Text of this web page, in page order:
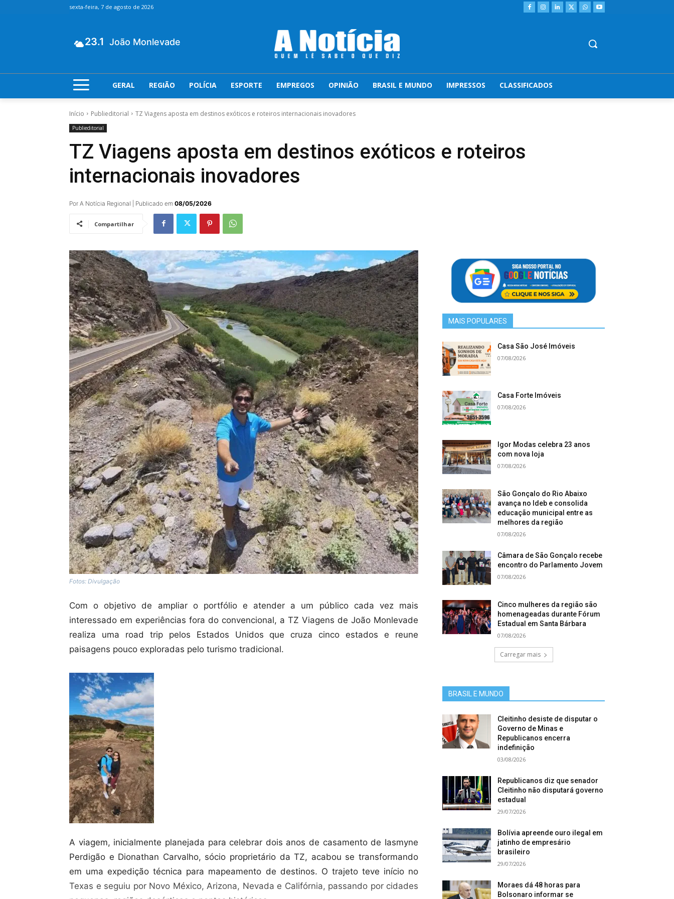
sexta-feira, 7 de agosto de 2026
23.1 João Monlevade
GERAL REGIÃO POLÍCIA ESPORTE EMPREGOS OPINIÃO BRASIL E MUNDO IMPRESSOS CLASSIFICADOS
Início Publieditorial TZ Viagens aposta em destinos exóticos e roteiros internacionais inovadores
Publieditorial
TZ Viagens aposta em destinos exóticos e roteiros
internacionais inovadores
Por A Notícia Regional | Publicado em 08/05/2026
Compartilhar
Fotos: Divulgação
Com o objetivo de ampliar o portfólio e atender a um público cada vez mais
interessado em experiências fora do convencional, a TZ Viagens de João Monlevade
realiza uma road trip pelos Estados Unidos que cruza cinco estados e reune
paisagens pouco exploradas pelo turismo tradicional.
A viagem, inicialmente planejada para celebrar dois anos de casamento de Iasmyne
Perdigão e Dionathan Carvalho, sócio proprietário da TZ, acabou se transformando
em uma expedição técnica para mapeamento de destinos. O trajeto teve início no
Texas e seguiu por Novo México, Arizona, Nevada e Califórnia, passando por cidades
MAIS POPULARES
Casa São José Imóveis
07/08/2026
Casa Forte Imóveis
07/08/2026
Igor Modas celebra 23 anos
com nova loja
07/08/2026
São Gonçalo do Rio Abaixo
avança no Ideb e consolida
educação municipal entre as
melhores da região
07/08/2026
Câmara de São Gonçalo recebe
encontro do Parlamento Jovem
07/08/2026
Cinco mulheres da região são
homenageadas durante Fórum
Estadual em Santa Bárbara
07/08/2026
Carregar mais
BRASIL E MUNDO
Cleitinho desiste de disputar o
Governo de Minas e
Republicanos encerra
indefinição
03/08/2026
Republicanos diz que senador
Cleitinho não disputará governo
estadual
29/07/2026
Bolívia apreende ouro ilegal em
jatinho de empresário
brasileiro
29/07/2026
Moraes dá 48 horas para
Bolsonaro informar se